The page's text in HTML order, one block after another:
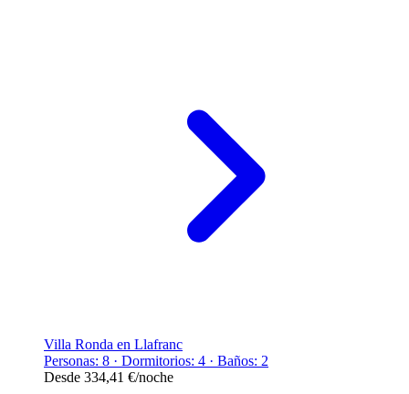
Villa Ronda en Llafranc
Personas: 8 · Dormitorios: 4 · Baños: 2
Desde 334,41 €/noche